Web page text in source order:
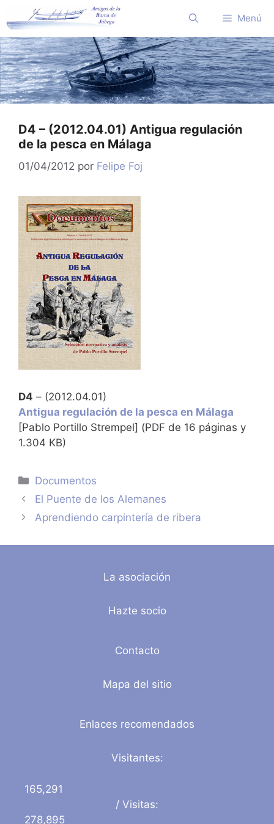
al
contenido
Menú
D4 – (2012.04.01) Antigua regulación
de la pesca en Málaga
01/04/2012 por Felipe Foj
D4 – (2012.04.01)
Antigua regulación de la pesca en Málaga
[Pablo Portillo Strempel] (PDF de 16 páginas y
1.304 KB)
Categorías
Documentos
El Puente de los Alemanes
Aprendiendo carpintería de ribera
La asociación
Hazte socio
Contacto
Mapa del sitio
Enlaces recomendados
Visitantes:
165,291
/ Visitas:
278,895